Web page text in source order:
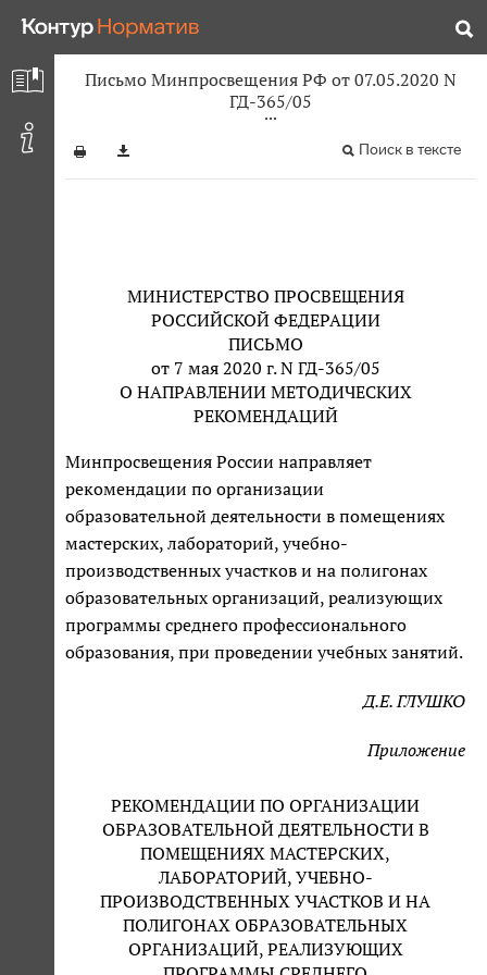
Письмо Минпросвещения РФ от 07.05.2020 N
ГД-365/05
Поиск в тексте
МИНИСТЕРСТВО ПРОСВЕЩЕНИЯ
РОССИЙСКОЙ ФЕДЕРАЦИИ
ПИСЬМО
от 7 мая 2020 г. N ГД-365/05
О НАПРАВЛЕНИИ МЕТОДИЧЕСКИХ
РЕКОМЕНДАЦИЙ
Минпросвещения России направляет
рекомендации по организации
образовательной деятельности в помещениях
мастерских, лабораторий, учебно-
производственных участков и на полигонах
образовательных организаций, реализующих
программы среднего профессионального
образования, при проведении учебных занятий.
Д.Е. ГЛУШКО
Приложение
РЕКОМЕНДАЦИИ ПО ОРГАНИЗАЦИИ
ОБРАЗОВАТЕЛЬНОЙ ДЕЯТЕЛЬНОСТИ В
ПОМЕЩЕНИЯХ МАСТЕРСКИХ,
ЛАБОРАТОРИЙ, УЧЕБНО-
ПРОИЗВОДСТВЕННЫХ УЧАСТКОВ И НА
ПОЛИГОНАХ ОБРАЗОВАТЕЛЬНЫХ
ОРГАНИЗАЦИЙ, РЕАЛИЗУЮЩИХ